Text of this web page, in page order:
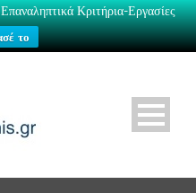
Κριτήρια-Εργασίες
το